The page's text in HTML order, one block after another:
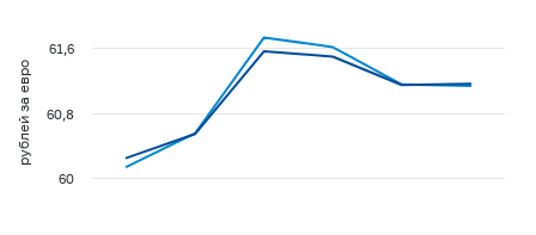
рублей за евро
60
60,8
61,6